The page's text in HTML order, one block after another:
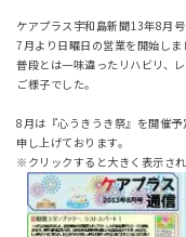
ケアプラス宇和島新聞13年8月
7月より日曜日の営業を開始しま
普段とは一味違ったリハビリ、
ご様子でした。
8月は『心うきうき祭』を開催
申し上げております。
※クリックすると大きく表示され